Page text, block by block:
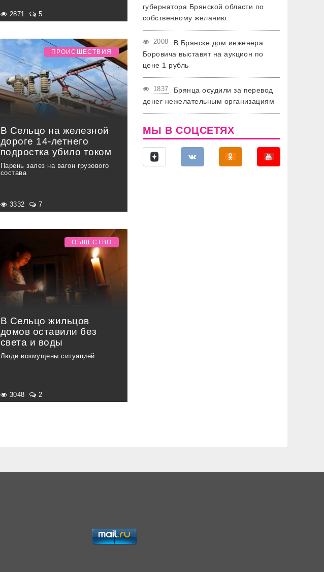
2871 5
В Сельцо на железной
дороге 14-летнего
подростка убило током
Парень залез на вагон грузового
состава
ПРОИСШЕСТВИЯ
3332 7
В Сельцо жильцов
домов оставили без
света и воды
Люди возмущены ситуацией
ОБЩЕСТВО
3048 2
губернатора Брянской области по
собственному желанию
2008
В Брянске дом инженера
Боровича выставят на аукцион по
цене 1 рубль
1837
Брянца осудили за перевод
денег нежелательным организациям
МЫ В СОЦСЕТЯХ